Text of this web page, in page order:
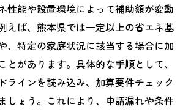
性能や設置環境によって補助額が変動
えば、熊本県では一定以上の省エネ基
、特定の家庭状況に該当する場合に加
とがあります。具体的な手順として、
ラインを読み込み、加算要件チェック
しょう。これにより、申請漏れや条件